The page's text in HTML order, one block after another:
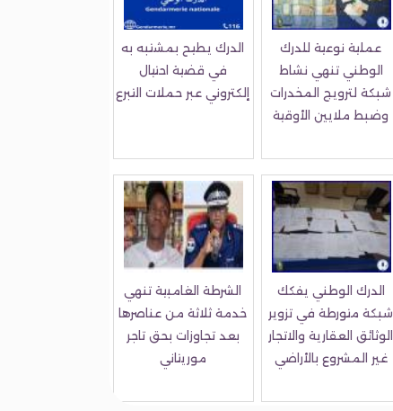
عملية نوعية للدرك
الوطني تنهي نشاط
شبكة لترويج المخدرات
وضبط ملايين الأوقية
الدرك يطيح بمشتبه به
في قضية احتيال
إلكتروني عبر حملات التبرع
الدرك الوطني يفكك
شبكة متورطة في تزوير
الوثائق العقارية والاتجار
غير المشروع بالأراضي
الشرطة الغامبية تنهي
خدمة ثلاثة من عناصرها
بعد تجاوزات بحق تاجر
موريتاني